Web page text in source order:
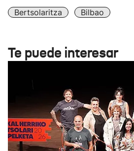
Bertsolaritza Bilbao
Te puede interesar